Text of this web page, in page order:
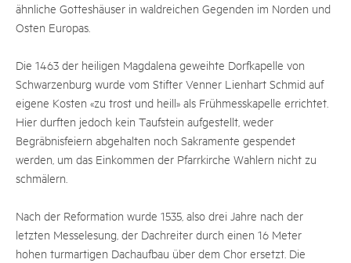
ähnliche Gotteshäuser in waldreichen Gegenden im Norden und
Osten Europas.
Die 1463 der heiligen Magdalena geweihte Dorfkapelle von
Schwarzenburg wurde vom Stifter Venner Lienhart Schmid auf
eigene Kosten «zu trost und heill» als Frühmesskapelle errichtet.
Hier durften jedoch kein Taufstein aufgestellt, weder
Begräbnisfeiern abgehalten noch Sakramente gespendet
werden, um das Einkommen der Pfarrkirche Wahlern nicht zu
schmälern.
Nach der Reformation wurde 1535, also drei Jahre nach der
letzten Messelesung, der Dachreiter durch einen 16 Meter
hohen turmartigen Dachaufbau über dem Chor ersetzt. Die